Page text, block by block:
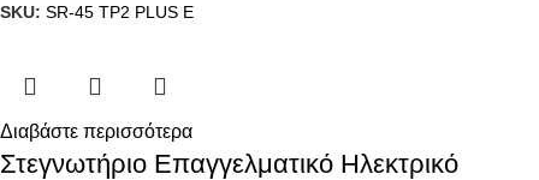
SKU: SR-45 TP2 PLUS E
Διαβάστε περισσότερα
Στεγνωτήριο Επαγγελματικό Ηλεκτρικό